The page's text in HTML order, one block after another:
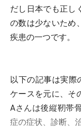
だし日本でも正し
の数は少ないため
疾患の一つです。
以下の記事は実際
ケースを元に、そ
Aさんは後縦靭帯
症の症状、診断、